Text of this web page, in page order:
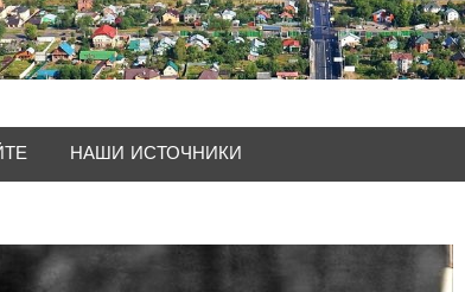
НАШИ ИСТОЧНИКИ